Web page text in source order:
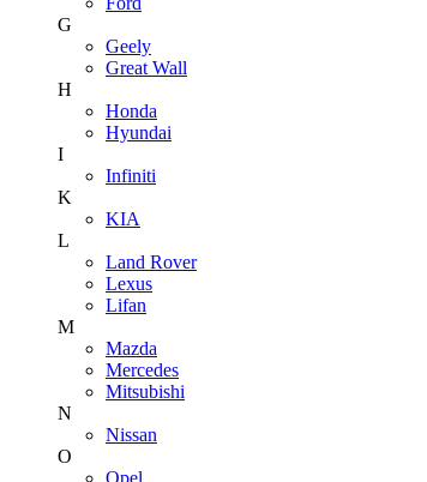
G
Geely
Great Wall
H
Honda
Hyundai
I
Infiniti
K
KIA
L
Land Rover
Lexus
Lifan
M
Mazda
Mercedes
Mitsubishi
N
Nissan
O
Opel